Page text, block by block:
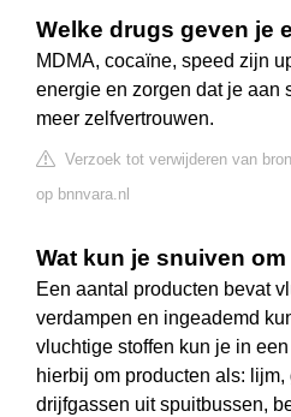
Welke drugs geven je
MDMA, cocaïne, speed zijn
energie en zorgen dat je aan
meer zelfvertrouwen.
Verzoek tot verwijderen van bron
op bnnvara.nl
Wat kun je snuiven
Een aantal producten bevat
verdampen en ingeademd
vluchtige stoffen kun je in
hierbij om producten als:
drijfgassen uit spuitbussen,